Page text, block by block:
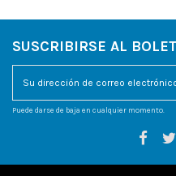
SUSCRIBIRSE AL
Puede darse de baja en cualquier momento.